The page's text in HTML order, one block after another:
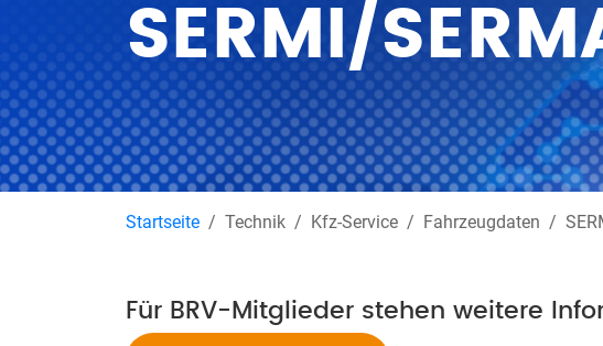
SERMI/
Startseite Technik Kfz-Service Fahrzeugdaten
Für BRV-Mitglieder stehen weitere